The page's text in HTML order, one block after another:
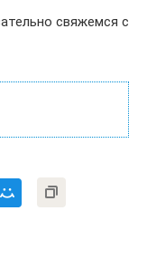
свяжемся с